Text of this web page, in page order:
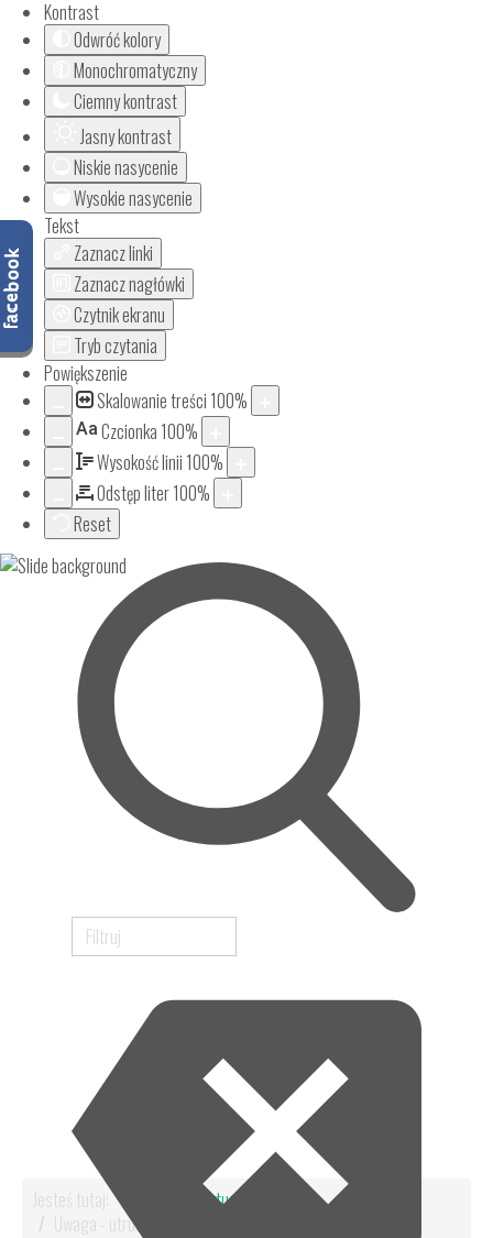
Kontrast
Odwróć kolory
Monochromatyczny
Ciemny kontrast
Jasny kontrast
Niskie nasycenie
Wysokie nasycenie
Tekst
Zaznacz linki
Zaznacz nagłówki
Czytnik ekranu
Tryb czytania
Powiększenie
Skalowanie treści 100%
Aa Czcionka 100%
Wysokość linii 100%
Odstęp liter100%
Reset
Jesteś tutaj:
Aktualności
Uwaga - utrudnienia w ruchu.